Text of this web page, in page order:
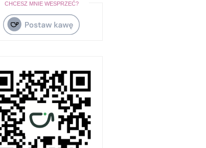
CHCESZ MNIE WESPRZEĆ?